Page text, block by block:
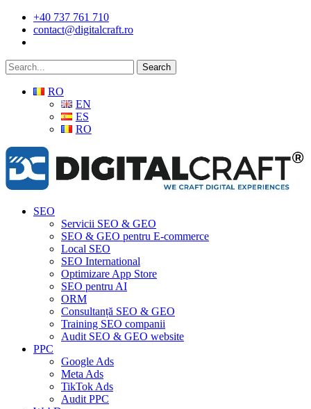
Skip
main
+40 737 761 710
contact@digitalcraft.ro
Search
RO
EN
ES
RO
Menu
SEO
Servicii SEO & GEO
SEO & GEO pentru E-commerce
Local SEO
SEO International
Optimizare App Store
SEO pentru AI
ORM
Consultanță SEO & GEO
Training SEO companii
Audit SEO & GEO website
PPC
Google Ads
Meta Ads
TikTok Ads
Audit PPC